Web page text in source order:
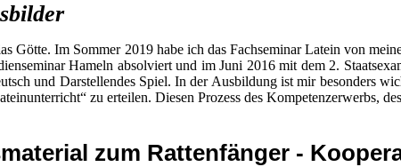
Götte. Im Sommer 2019 habe ich das Fachseminar Latein von
Hameln absolviert und im Juni 2016 mit dem 2.
und Darstellendes Spiel. In der Ausbildung ist mir besonders
zu erteilen. Diesen Prozess des Kompetenzerwerbs,
zum Rattenfänger -